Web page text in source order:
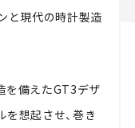
と現代の時計製造
を備えたGT3デザ
想起させ、巻き